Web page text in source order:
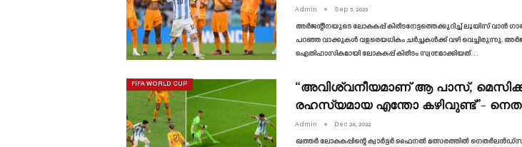
Admin Sep 5, 2023
അർജന്റീനയുടെ ലോകകപ്പ് കിരീടനേട്ടത്തെക്കുറിച്ച് ലൂയിസ് വാൻ
പറഞ്ഞ വാക്കുകൾ വളരെയധികം ചർച്ചകൾക്ക് വഴി വെച്ചിരുന്നു.
ഐതിഹാസികമായി ലോകകപ്പ് കിരീടം സ്വന്തമാക്കിയത്…
FIFA WORLD CUP
“അവിശ്വനീയമാണ് ആ പാസ്,
രഹസ്യമായ എന്തോ കഴിവുണ്ട്”-
Admin Dec 26, 2022
ഖത്തർ ലോകകപ്പിന്റെ ക്വാർട്ടർ ഫൈനൽ മത്സരത്തിൽ